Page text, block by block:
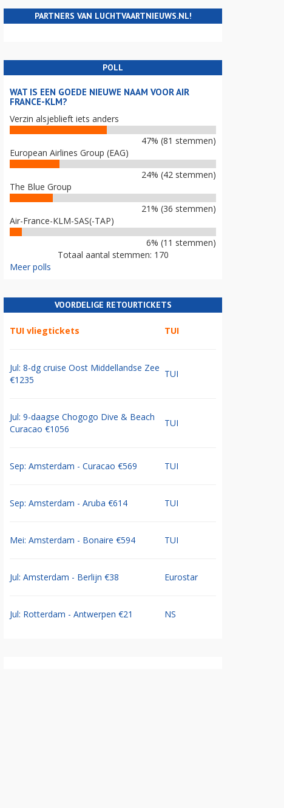
PARTNERS VAN LUCHTVAARTNIEUWS.NL!
POLL
WAT IS EEN GOEDE NIEUWE NAAM VOOR AIR
FRANCE-KLM?
Verzin alsjeblieft iets anders
47% (81 stemmen)
European Airlines Group (EAG)
24% (42 stemmen)
The Blue Group
21% (36 stemmen)
Air-France-KLM-SAS(-TAP)
6% (11 stemmen)
Totaal aantal stemmen: 170
Meer polls
VOORDELIGE RETOURTICKETS
TUI vliegtickets TUI
Jul: 8-dg cruise Oost Middellandse Zee
€1235
TUI
Jul: 9-daagse Chogogo Dive & Beach
Curacao €1056
TUI
Sep: Amsterdam - Curacao €569 TUI
Sep: Amsterdam - Aruba €614 TUI
Mei: Amsterdam - Bonaire €594 TUI
Jul: Amsterdam - Berlijn €38 Eurostar
Jul: Rotterdam - Antwerpen €21 NS